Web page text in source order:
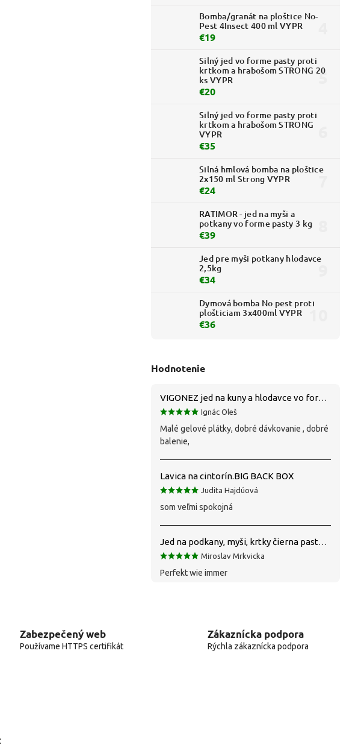
Bomba/granát na ploštice No-
Pest 4Insect 400 ml VYPR
€19
Silný jed vo forme pasty proti
krtkom a hrabošom STRONG 20
ks VYPR
€20
Silný jed vo forme pasty proti
krtkom a hrabošom STRONG
VYPR
€35
Silná hmlová bomba na ploštice
2x150 ml Strong VYPR
€24
RATIMOR - jed na myši a
potkany vo forme pasty 3 kg
€39
Jed pre myši potkany hlodavce
2,5kg
€34
Dymová bomba No pest proti
plošticiam 3x400ml VYPR
€36
Hodnotenie
VIGONEZ jed na kuny a hlodavce vo forme pasty 1,5 kg
Ignác Oleš
Malé gelové plátky, dobré dávkovanie , dobré
balenie,
Lavica na cintorín.BIG BACK BOX
Judita Hajdúová
som veľmi spokojná
Jed na podkany, myši, krtky čierna pasta silná 1 kg VYPR
Miroslav Mrkvicka
Perfekt wie immer
Zabezpečený web
Používame HTTPS certifikát
Zákaznícka podpora
Rýchla zákaznícka podpora